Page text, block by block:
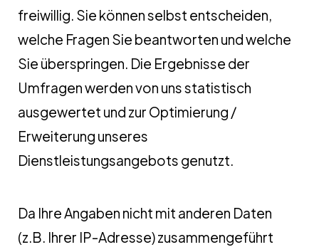
freiwillig. Sie können selbst entscheiden,
welche Fragen Sie beantworten und welche
Sie überspringen. Die Ergebnisse der
Umfragen werden von uns statistisch
ausgewertet und zur Optimierung /
Erweiterung unseres
Dienstleistungsangebots genutzt.
Da Ihre Angaben nicht mit anderen Daten
(z.B. Ihrer IP-Adresse) zusammengeführt